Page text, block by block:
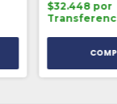
$32.448 por